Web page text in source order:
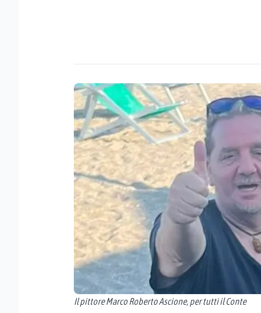
Il pittore Marco Roberto Ascione, per tutti il Conte